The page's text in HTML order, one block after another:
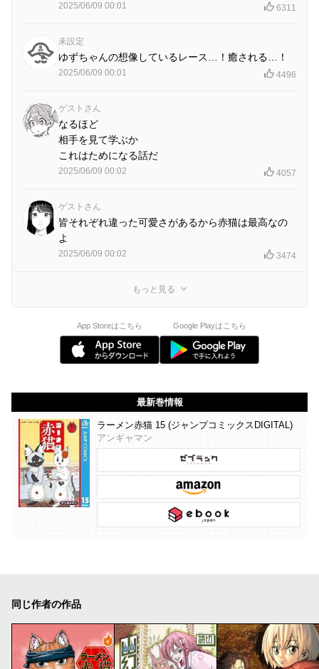
2025/06/09 00:01 6311
未設定
ゆずちゃんの想像しているレース…！癒される…！
2025/06/09 00:01 4496
ゲストさん
なるほど
相手を見て学ぶか
これはためになる話だ
2025/06/09 00:02 4057
ゲストさん
皆それぞれ違った可愛さがあるから赤猫は最高なの
よ
2025/06/09 00:02 3474
もっと見る
App Storeはこちら Google Playはこちら
最新巻情報
ラーメン赤猫 15 (ジャンプコミックスDIGITAL)
アンギャマン
同じ作者の作品